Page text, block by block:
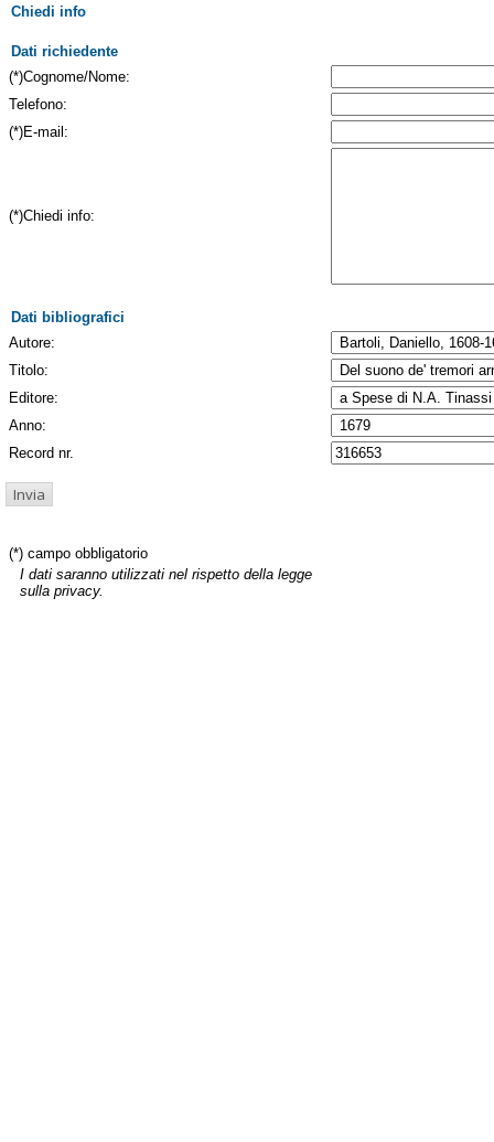
Chiedi info
Dati richiedente
(*)Cognome/Nome:
Telefono:
(*)E-mail:
(*)Chiedi info:
Dati bibliografici
Autore:
Titolo:
Editore:
Anno:
Record nr.
(*) campo obbligatorio
I dati saranno utilizzati nel rispetto della legge
sulla privacy.